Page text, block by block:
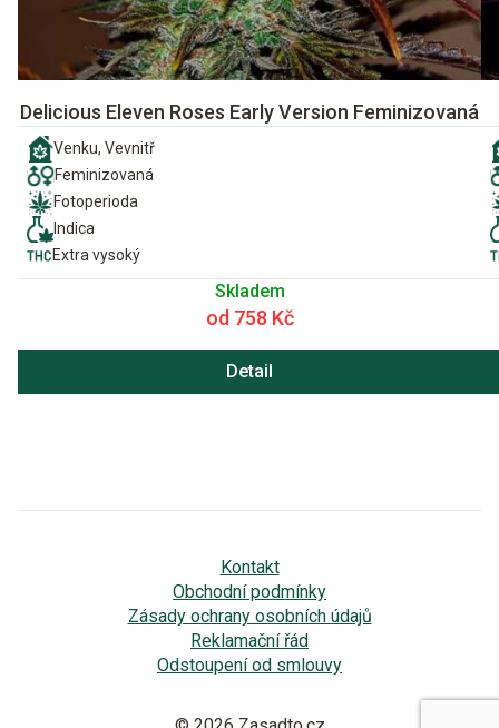
Delicious Eleven Roses Early Version Feminizovaná
Venku, Vevnitř
Feminizovaná
Fotoperioda
Indica
Extra vysoký
Skladem
od 758 Kč
Detail
Kontakt
Obchodní podmínky
Zásady ochrany osobních údajů
Reklamační řád
Odstoupení od smlouvy